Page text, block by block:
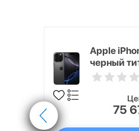
Apple
черный
75